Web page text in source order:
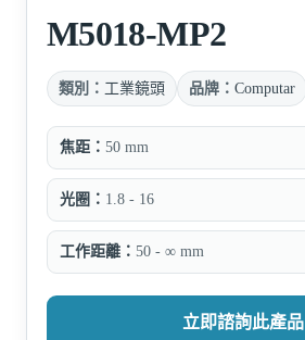
M5018-MP2
類別： 工業鏡頭 品牌： Computar
焦距： 50 mm
光圈： 1.8 - 16
工作距離： 50 - ∞ mm
立即諮詢此產品